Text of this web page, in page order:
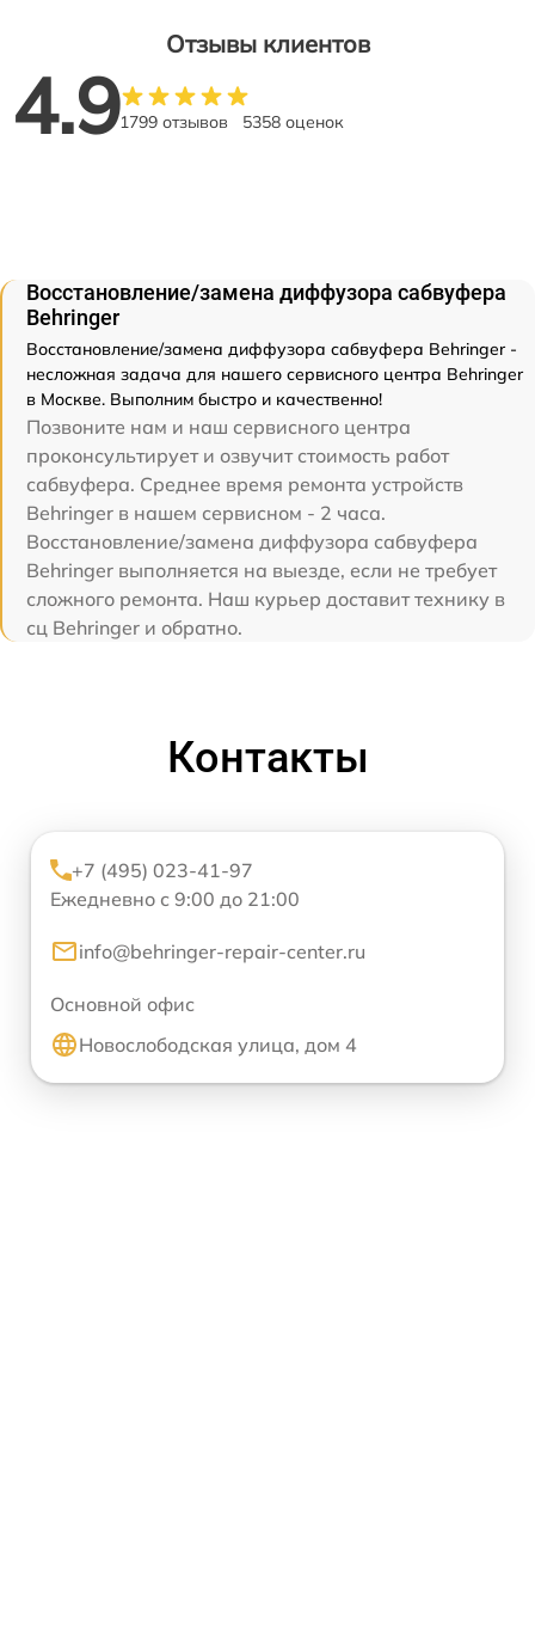
Отзывы клиентов
4.91799 отзывов 5358 оценок
Восстановление/замена диффузора сабвуфера
Behringer
Восстановление/замена диффузора сабвуфера Behringer -
несложная задача для нашего сервисного центра Behringer
в Москве. Выполним быстро и качественно!
Позвоните нам и наш сервисного центра
проконсультирует и озвучит стоимость работ
сабвуфера. Среднее время ремонта устройств
Behringer в нашем сервисном - 2 часа.
Восстановление/замена диффузора сабвуфера
Behringer выполняется на выезде, если не требует
сложного ремонта. Наш курьер доставит технику в
сц Behringer и обратно.
Контакты
+7 (495) 023-41-97
Ежедневно с 9:00 до 21:00
info@behringer-repair-center.ru
Основной офис
Новослободская улица, дом 4